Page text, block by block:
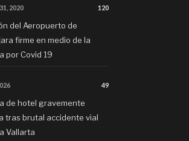
2020 120
del Aeropuerto de
firme en medio de la
por Covid 19
49
de hotel gravemente
tras brutal accidente vial
Vallarta